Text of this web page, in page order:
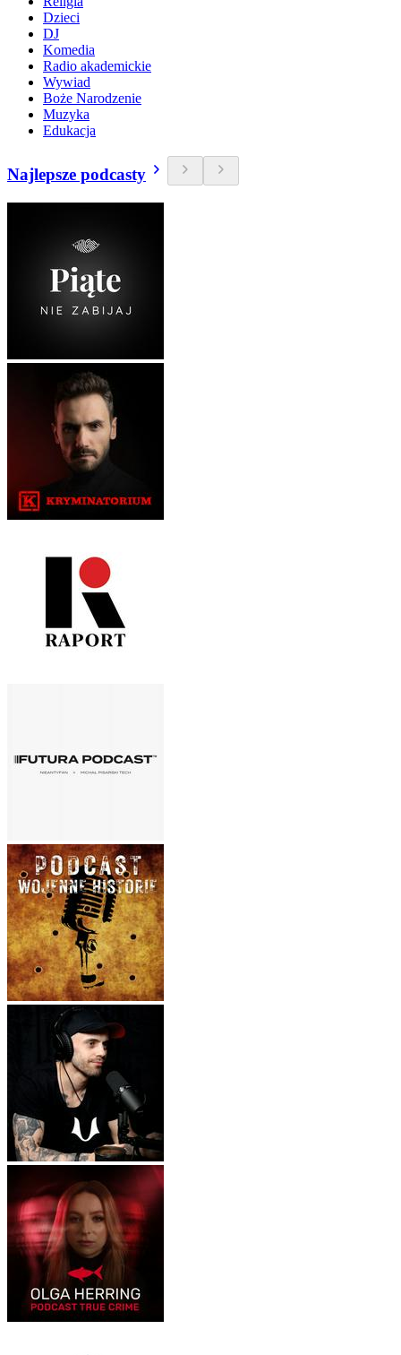
Dzieci
DJ
Komedia
Radio akademickie
Wywiad
Boże Narodzenie
Muzyka
Edukacja
Najlepsze podcasty